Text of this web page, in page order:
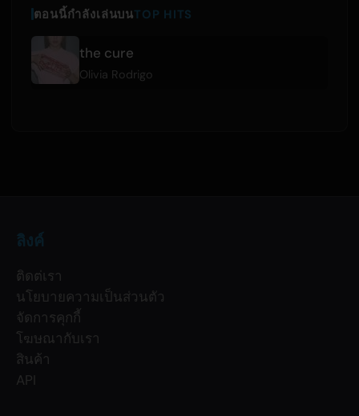
ตอนนี้กำลังเล่นบนTOP HITS
the cure
Olivia Rodrigo
ลิงค์
ติดต่เรา
นโยบายความเป็นส่วนตัว
จัดการคุกกี้
โฆษณากับเรา
สินค้า
API